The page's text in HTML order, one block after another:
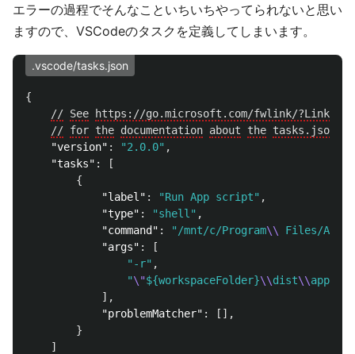
エラーの過程でそんなこといちいちやってられないと思い
ますので、VSCodeのタスクを定義してしまいます。
.vscode/tasks.json
{
// See https://go.microsoft.com/fwlink/?LinkId=
// for the documentation about the tasks.json
"version" : "2.0.0" ,
"tasks" :
[
{
"label" : "Run App script" ,
"type" : "shell" ,
"command" : "/mnt/c/Program\\
Files/
"args" :
[
"-r" ,
"\"${workspaceFolder}\\dist\\app.js
],
"problemMatcher" :
[],
}
]